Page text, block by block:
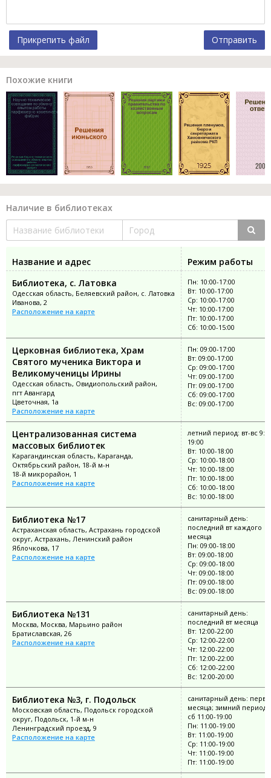
Прикрепить файл Отправить
Похожие книги
Наличие в библиотеках
Название и адрес
Режим работы
Библиотека, с. Латовка
Одесская область, Беляевский район, с. Латовка
Иванова, 2
Расположение на карте
Пн: 10:00-17:00
Вт: 10:00-17:00
Ср: 10:00-17:00
Чт: 10:00-17:00
Пт: 10:00-17:00
Сб: 10:00-15:00
Церковная библиотека, Храм
Святого мученика Виктора и
Великомученицы Ирины
Одесская область, Овидиопольский район,
пгт Авангард
Цветочная, 1а
Расположение на карте
Пн: 09:00-17:00
Вт: 09:00-17:00
Ср: 09:00-17:00
Чт: 09:00-17:00
Пт: 09:00-17:00
Сб: 09:00-17:00
Вс: 09:00-17:00
Централизованная система
массовых библиотек
Карагандинская область, Караганда,
Октябрьский район, 18-й м-н
18-й микрорайон, 1
Расположение на карте
летний период: вт-вс
19:00
Вт: 10:00-18:00
Ср: 10:00-18:00
Чт: 10:00-18:00
Пт: 10:00-18:00
Сб: 10:00-18:00
Вс: 10:00-18:00
Библиотека №17
Астраханская область, Астрахань городской
округ, Астрахань, Ленинский район
Яблочкова, 17
Расположение на карте
санитарный день:
последний вт каждого
месяца
Пн: 09:00-18:00
Вт: 09:00-18:00
Ср: 09:00-18:00
Чт: 09:00-18:00
Пт: 09:00-18:00
Вс: 09:00-18:00
Библиотека №131
Москва, Москва, Марьино район
Братиславская, 26
Расположение на карте
санитарный день:
последний вт месяца
Вт: 12:00-22:00
Ср: 12:00-22:00
Чт: 12:00-22:00
Пт: 12:00-22:00
Сб: 12:00-22:00
Вс: 12:00-20:00
Библиотека №3, г. Подольск
Московская область, Подольск городской
округ, Подольск, 1-й м-н
Ленинградский проезд, 9
Расположение на карте
санитарный день:
месяца; зимний период:
сб 11:00-19:00
Пн: 11:00-19:00
Вт: 11:00-19:00
Ср: 11:00-19:00
Чт: 11:00-19:00
Пт: 11:00-19:00